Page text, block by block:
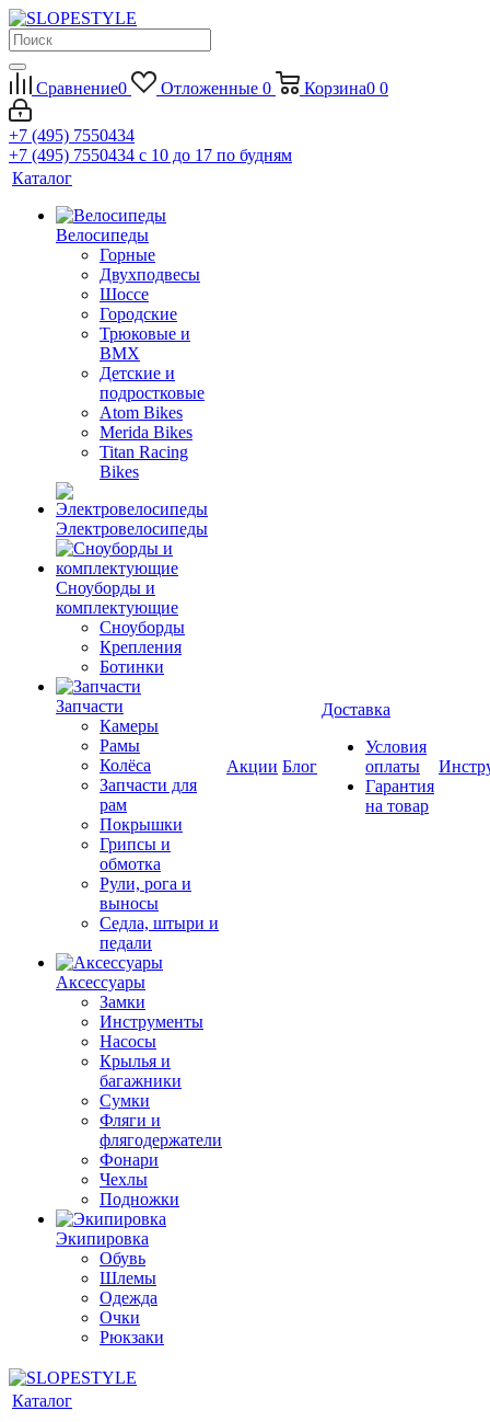
Сравнение0 Отложенные 0 Корзина0 0
+7 (495) 7550434
+7 (495) 7550434 с 10 до 17 по будням
Каталог
Велосипеды
Горные
Двухподвесы
Шоссе
Городские
Трюковые и
BMX
Детские и
подростковые
Atom Bikes
Merida Bikes
Titan Racing
Bikes
Электровелосипеды
Cноуборды и
комплектующие
Сноуборды
Крепления
Ботинки
Запчасти
Камеры
Рамы
Колёса
Запчасти для
рам
Покрышки
Грипсы и
обмотка
Рули, рога и
выносы
Седла, штыри и
педали
Аксессуары
Замки
Инструменты
Насосы
Крылья и
багажники
Сумки
Фляги и
флягодержатели
Фонари
Чехлы
Подножки
Экипировка
Обувь
Шлемы
Одежда
Очки
Рюкзаки
Акции Блог
Доставка
Условия
оплаты
Гарантия
на товар
Каталог